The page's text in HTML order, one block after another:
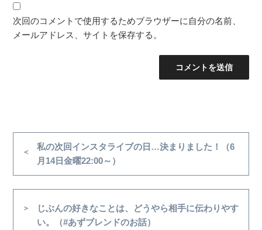
次回のコメントで使用するためブラウザーに自分の名前、
メールアドレス、サイトを保存する。
投
ー
前
の
私の次回インスタライブの日…決まりました！（6
月14日金曜22:00～）
次
の
じぶんの好きなことは、どうやら相手に伝わりやす
い。（#あずブレンドのお話）